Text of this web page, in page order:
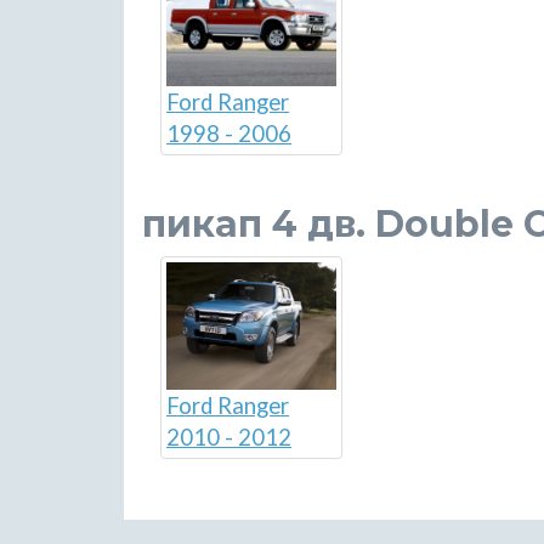
Ford Ranger
1998 - 2006
пикап 4 дв. Double
Ford Ranger
2010 - 2012